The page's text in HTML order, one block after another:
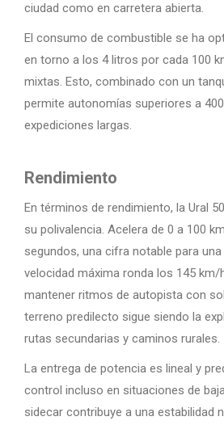
ciudad como en carretera abierta.
El consumo de combustible se ha
en torno a los 4 litros por cada 100
mixtas. Esto, combinado con un
permite autonomías superiores a
expediciones largas.
Rendimiento
En términos de rendimiento, la Ural
su polivalencia. Acelera de 0 a 100
segundos, una cifra notable para
velocidad máxima ronda los 145 km/
mantener ritmos de autopista con
terreno predilecto sigue siendo la
rutas secundarias y caminos rurales.
La entrega de potencia es lineal y
control incluso en situaciones de
sidecar contribuye a una estabilidad